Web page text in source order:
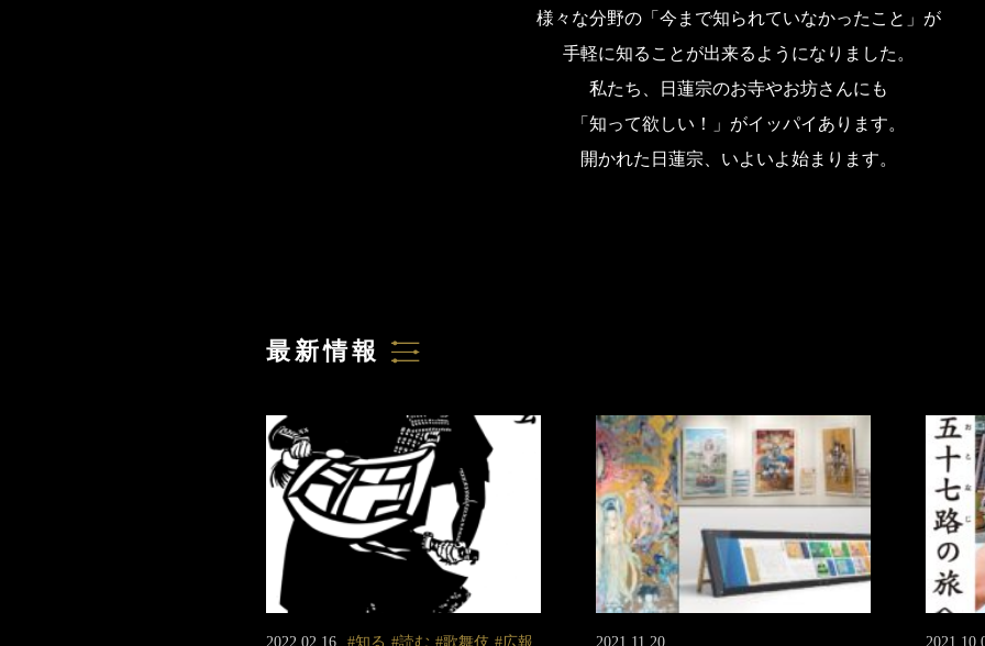
様々な分野の「今まで知られていなかったこと」が
手軽に知ることが出来るようになりました。
私たち、日蓮宗のお寺やお坊さんにも
「知って欲しい！」がイッパイあります。
開かれた日蓮宗、いよいよ始まります。
最新情報
2022.02.16 知る 読む 歌舞伎 広報 2021.11.20